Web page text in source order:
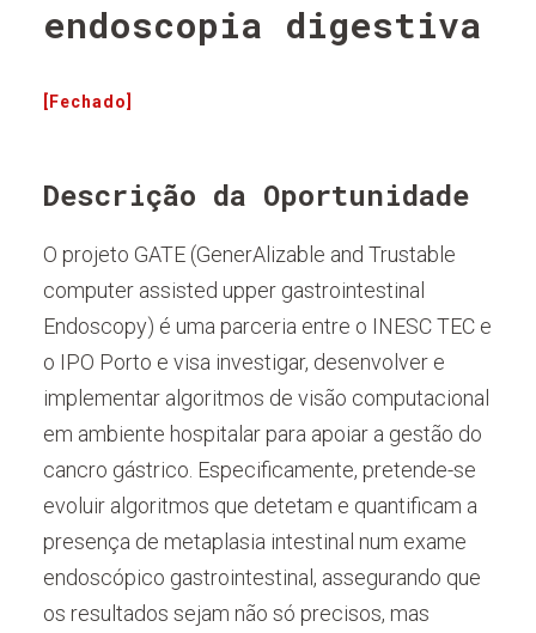
endoscopia digestiva
[Fechado]
Descrição da Oportunidade
O projeto GATE (GenerAlizable and Trustable
computer assisted upper gastrointestinal
Endoscopy) é uma parceria entre o INESC TEC e
o IPO Porto e visa investigar, desenvolver e
implementar algoritmos de visão computacional
em ambiente hospitalar para apoiar a gestão do
cancro gástrico. Especificamente, pretende-se
evoluir algoritmos que detetam e quantificam a
presença de metaplasia intestinal num exame
endoscópico gastrointestinal, assegurando que
os resultados sejam não só precisos, mas